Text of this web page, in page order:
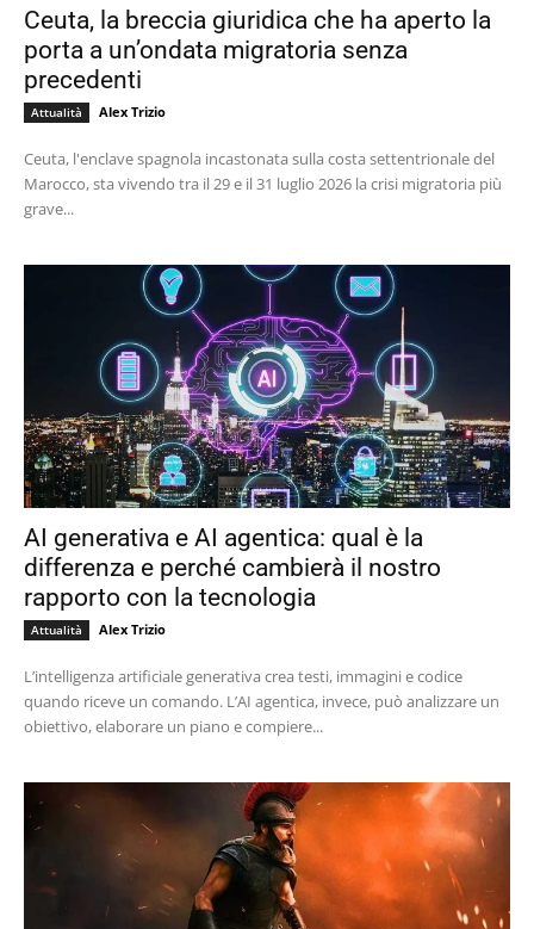
Ceuta, la breccia giuridica che ha aperto la
porta a un’ondata migratoria senza
precedenti
Attualità Alex Trizio
Ceuta, l'enclave spagnola incastonata sulla costa settentrionale del
Marocco, sta vivendo tra il 29 e il 31 luglio 2026 la crisi migratoria più
grave...
AI generativa e AI agentica: qual è la
differenza e perché cambierà il nostro
rapporto con la tecnologia
Attualità Alex Trizio
L’intelligenza artificiale generativa crea testi, immagini e codice
quando riceve un comando. L’AI agentica, invece, può analizzare un
obiettivo, elaborare un piano e compiere...